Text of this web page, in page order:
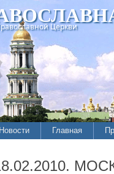
Церкви
Новости Главная